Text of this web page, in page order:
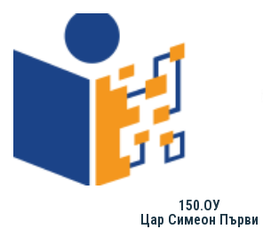
150.ОУ
Цар Симеон Първи